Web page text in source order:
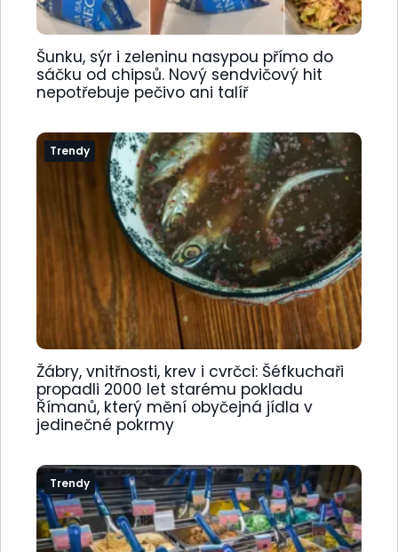
Šunku, sýr i zeleninu nasypou přímo do
sáčku od chipsů. Nový sendvičový hit
nepotřebuje pečivo ani talíř
Trendy
Žábry, vnitřnosti, krev i cvrčci: Šéfkuchaři
propadli 2000 let starému pokladu
Římanů, který mění obyčejná jídla v
jedinečné pokrmy
Trendy